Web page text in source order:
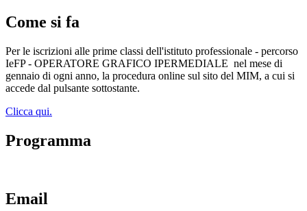
Come si fa
Per le iscrizioni alle prime classi dell'istituto professionale - percorso
IeFP - OPERATORE GRAFICO IPERMEDIALE nel mese di
gennaio di ogni anno, la procedura online sul sito del MIM, a cui si
accede dal pulsante sottostante.
Clicca qui.
Programma
Email